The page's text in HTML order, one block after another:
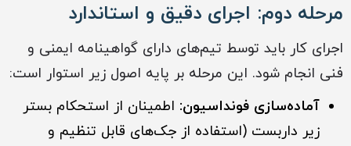
مرحله دوم: اجرای دقیق و استاندارد
اجرای کار باید توسط تیم‌های دارای گواهینامه ایمنی و
فنی انجام شود. این مرحله بر پایه اصول زیر استوار است:
آماده‌سازی فونداسیون: اطمینان از استحکام بستر
زیر داربست (استفاده از جک‌های قابل تنظیم و